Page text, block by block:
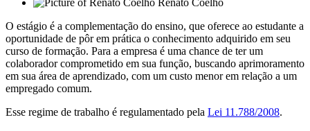
O estágio é a complementação do ensino, que oferece ao estudante a
oportunidade de pôr em prática o conhecimento adquirido em seu
curso de formação. Para a empresa é uma chance de ter um
colaborador comprometido em sua função, buscando aprimoramento
em sua área de aprendizado, com um custo menor em relação a um
empregado comum.
Esse regime de trabalho é regulamentado pela Lei 11.788/2008.